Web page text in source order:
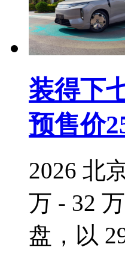
装得下
预售价
2026 北
万 - 32
盘，以